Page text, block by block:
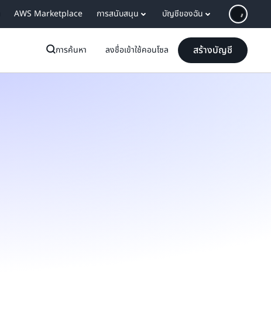
AWS Marketplace การสนับสนุน บัญชีของฉัน
การค้นหา ลงชื่อเข้าใช้คอนโซล สร้างบัญชี